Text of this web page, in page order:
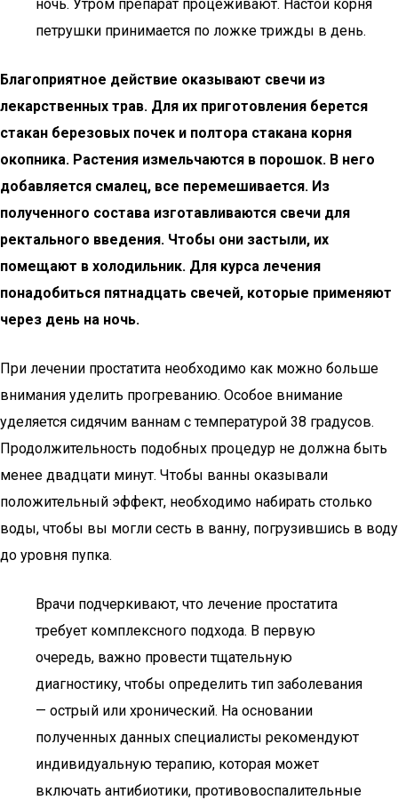
ночь. Утром препарат процеживают. Настой корня
петрушки принимается по ложке трижды в день.
Благоприятное действие оказывают свечи из
лекарственных трав. Для их приготовления берется
стакан березовых почек и полтора стакана корня
окопника. Растения измельчаются в порошок. В него
добавляется смалец, все перемешивается. Из
полученного состава изготавливаются свечи для
ректального введения. Чтобы они застыли, их
помещают в холодильник. Для курса лечения
понадобиться пятнадцать свечей, которые применяют
через день на ночь.
При лечении простатита необходимо как можно больше
внимания уделить прогреванию. Особое внимание
уделяется сидячим ваннам с температурой 38 градусов.
Продолжительность подобных процедур не должна быть
менее двадцати минут. Чтобы ванны оказывали
положительный эффект, необходимо набирать столько
воды, чтобы вы могли сесть в ванну, погрузившись в воду
до уровня пупка.
Врачи подчеркивают, что лечение простатита
требует комплексного подхода. В первую
очередь, важно провести тщательную
диагностику, чтобы определить тип заболевания
— острый или хронический. На основании
полученных данных специалисты рекомендуют
индивидуальную терапию, которая может
включать антибиотики, противовоспалительные